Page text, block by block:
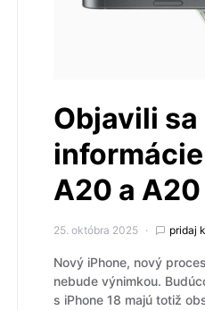
Objavili
A20 a A20
25. októbra 2025 pridaj
Nový iPhone, nový
nebude výnimkou.
s iPhone 18 majú totiž